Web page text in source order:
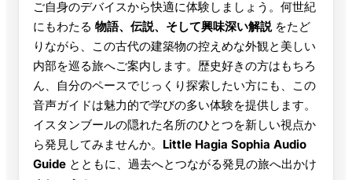
ご自身のデバイスから快適に体験しましょう。何世紀
にもわたる 物語、伝説、そして興味深い解説をたど
りながら、この古代の建築物の控えめな外観と美しい
内部を巡る旅へご案内します。歴史好きの方はもちろ
ん、自分のペースでじっくり探索したい方にも、この
音声ガイドは魅力的で学びの多い体験を提供します。
イスタンブールの隠れた名所のひとつを新しい視点か
ら発見してみませんか。 Little Hagia Sophia Audio
Guide とともに、過去へとつながる発見の旅へ出かけ